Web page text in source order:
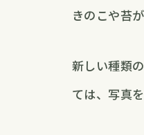
きのこや苔
新しい種類
ては、写真